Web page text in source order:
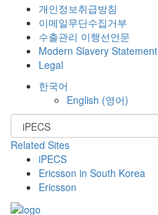
개인정보취급방침
이메일무단수집거부
수출관리 이행선언문
Modern Slavery Statement
Legal
한국어
English (영어)
Related Sites
iPECS
Ericsson in South Korea
Ericsson